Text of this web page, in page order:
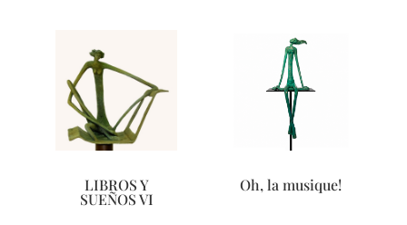
LIBROS Y
SUEÑOS VI
Oh, la musique!